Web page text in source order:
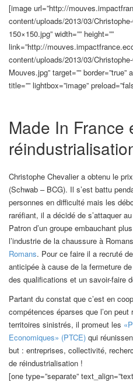
[image url=”http://
content/uploads/2013/03/
150×150.jpg” width=”” height=””
link=”http://
content/uploads/2013/03/
Mouves.jpg” target=”” border=”true”
title=”” lightbox=”image”
Made In France
Christophe Chevalier a obtenu le
(Schwab – BCG). Il s’est battu
personnes en difficulté mais les
raréfiant, il a décidé de s’attaquer
Patron d’un groupe embauchant
l’industrie de la chaussure à
Romans. Pour ce faire il a recruté
anticipée à cause de la fermeture
des qualifications et un savoir-faire
Partant du constat que c’est en
compétences éparses que l’on
territoires sinistrés, il promeut les
Economiques» (PTCE) qui
but : entreprises, collectivité,
de réindustrialisation !
[one type=”separate”